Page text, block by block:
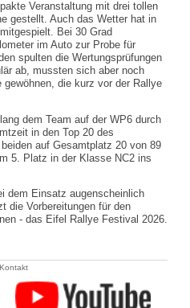
Veranstaltung mit drei tollen
gestellt. Auch das Wetter hat in
Bei 30 Grad
im Auto zur Probe für
spulten die Wertungsprüfungen
ab, mussten sich aber noch
die kurz vor der Rallye
dem Team auf der WP6 durch
in den Top 20 des
auf Gesamtplatz 20 von 89
5. Platz in der Klasse NC2 ins
dem Einsatz augenscheinlich
die Vorbereitungen für den
- das Eifel Rallye Festival 2026.
Kontakt